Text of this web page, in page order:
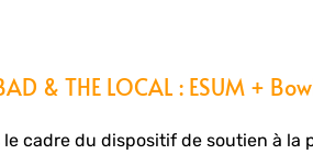
& THE LOCAL : ESUM +
cadre du dispositif de soutien à la